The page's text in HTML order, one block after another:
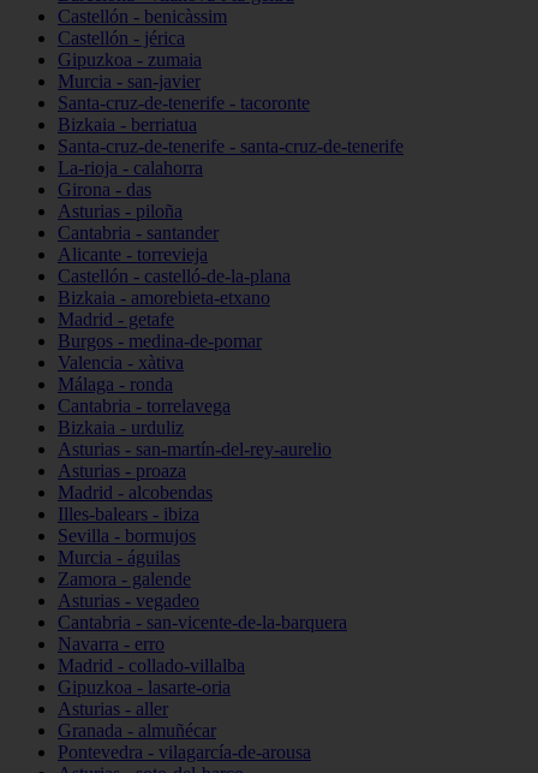
Castellón - benicàssim
Castellón - jérica
Gipuzkoa - zumaia
Murcia - san-javier
Santa-cruz-de-tenerife - tacoronte
Bizkaia - berriatua
Santa-cruz-de-tenerife - santa-cruz-de-tenerife
La-rioja - calahorra
Girona - das
Asturias - piloña
Cantabria - santander
Alicante - torrevieja
Castellón - castelló-de-la-plana
Bizkaia - amorebieta-etxano
Madrid - getafe
Burgos - medina-de-pomar
Valencia - xàtiva
Málaga - ronda
Cantabria - torrelavega
Bizkaia - urduliz
Asturias - san-martín-del-rey-aurelio
Asturias - proaza
Madrid - alcobendas
Illes-balears - ibiza
Sevilla - bormujos
Murcia - águilas
Zamora - galende
Asturias - vegadeo
Cantabria - san-vicente-de-la-barquera
Navarra - erro
Madrid - collado-villalba
Gipuzkoa - lasarte-oria
Asturias - aller
Granada - almuñécar
Pontevedra - vilagarcía-de-arousa